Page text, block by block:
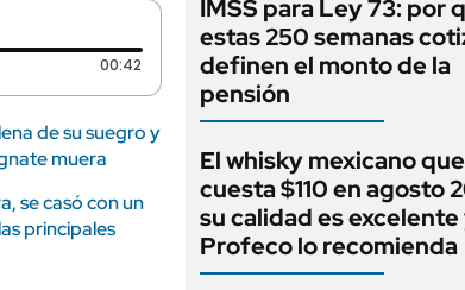
00:42 Duración: 42 segundos
de su suegro y
muera
se casó con un
principales
IMSS para Ley 73: por
estas 250 semanas
definen el monto de la
pensión
El whisky mexicano que
cuesta $110 en agosto
su calidad es excelente
Profeco lo recomienda